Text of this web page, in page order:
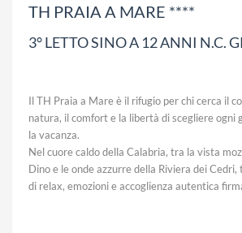
TH PRAIA A MARE ****
3° LETTO SINO A 12 ANNI N.C.
Il TH Praia a Mare è il rifugio per chi cerca il
natura, il comfort e la libertà di scegliere ogni
la vacanza.
Nel cuore caldo della Calabria, tra la vista
Dino e le onde azzurre della Riviera dei
di relax, emozioni e accoglienza autentica